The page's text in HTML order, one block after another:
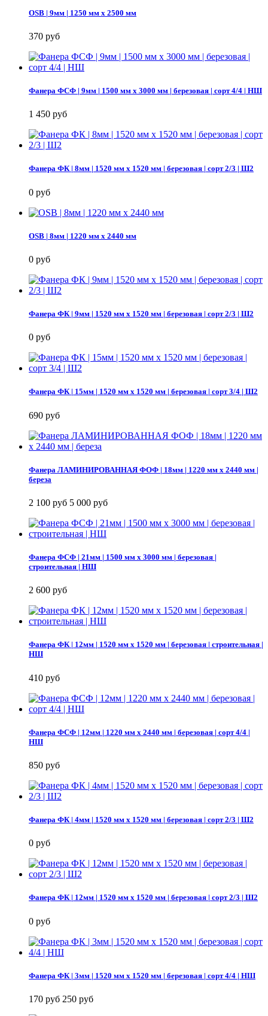
OSB | 9мм | 1250 мм х 2500 мм
370 руб
Фанера ФСФ | 9мм | 1500 мм х 3000 мм | березовая | сорт 4/4 | НШ
1 450 руб
Фанера ФК | 8мм | 1520 мм х 1520 мм | березовая | сорт 2/3 | Ш2
0 руб
OSB | 8мм | 1220 мм х 2440 мм
0 руб
Фанера ФК | 9мм | 1520 мм х 1520 мм | березовая | сорт 2/3 | Ш2
0 руб
Фанера ФК | 15мм | 1520 мм х 1520 мм | березовая | сорт 3/4 | Ш2
690 руб
Фанера ЛАМИНИРОВАННАЯ ФОФ | 18мм | 1220 мм х 2440 мм |
береза
2 100 руб 5 000 руб
Фанера ФСФ | 21мм | 1500 мм х 3000 мм | березовая |
строительная | НШ
2 600 руб
Фанера ФК | 12мм | 1520 мм х 1520 мм | березовая | строительная |
НШ
410 руб
Фанера ФСФ | 12мм | 1220 мм х 2440 мм | березовая | сорт 4/4 |
НШ
850 руб
Фанера ФК | 4мм | 1520 мм х 1520 мм | березовая | сорт 2/3 | Ш2
0 руб
Фанера ФК | 12мм | 1520 мм х 1520 мм | березовая | сорт 2/3 | Ш2
0 руб
Фанера ФК | 3мм | 1520 мм х 1520 мм | березовая | сорт 4/4 | НШ
170 руб 250 руб